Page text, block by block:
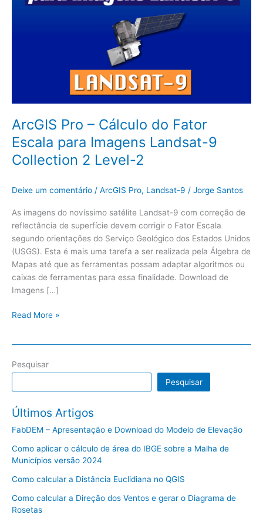
ArcGIS Pro – Cálculo do Fator
Escala para Imagens Landsat-9
Collection 2 Level-2
Deixe um comentário / ArcGIS Pro, Landsat-9 / Jorge Santos
As imagens do novíssimo satélite Landsat-9 com correção de
reflectância de superfície devem corrigir o Fator Escala
segundo orientações do Serviço Geológico dos Estados Unidos
(USGS). Esta é mais uma tarefa a ser realizada pela Álgebra de
Mapas até que as ferramentas possam adaptar algoritmos ou
caixas de ferramentas para essa finalidade. Download de
Imagens […]
Read More »
Pesquisar
Pesquisar
Últimos Artigos
FabDEM – Apresentação e Download do Modelo de Elevação
Como aplicar o cálculo de área do IBGE sobre a Malha de
Municípios versão 2024
Como calcular a Distância Euclidiana no QGIS
Como calcular a Direção dos Ventos e gerar o Diagrama de
Rosetas